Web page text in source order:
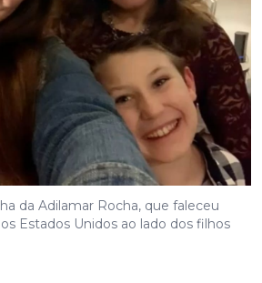
da Adilamar Rocha, que faleceu
Estados Unidos ao lado dos filhos